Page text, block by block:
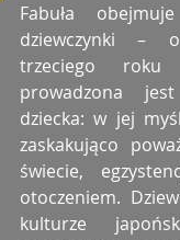
Fabuła
dziewczynki –
trzeciego roku
prowadzona
dziecka: w jej
zaskakująco
świecie,
otoczeniem.
kulturze